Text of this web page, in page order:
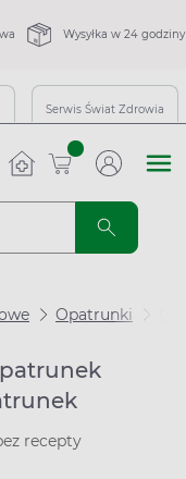
Wysyłka w 24 godziny
Serwis Świat Zdrowia
sztuk
Opatrunki
recepty